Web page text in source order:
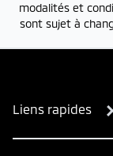
modalités et
sont sujet à
Liens rapides